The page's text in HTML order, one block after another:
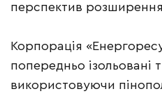
перспектив
Корпорація
попередньо ізольовані
використовуючи